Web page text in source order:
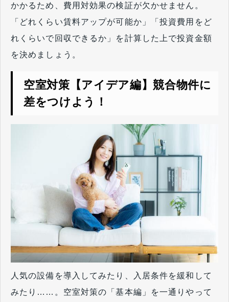
かかるため、費用対効果の検証が欠かせません。
「どれくらい賃料アップが可能か」「投資費用をど
れくらいで回収できるか」を計算した上で投資金額
を決めましょう。
空室対策【アイデア編】競合物件に
差をつけよう！
人気の設備を導入してみたり、入居条件を緩和して
みたり……。空室対策の「基本編」を一通りやって